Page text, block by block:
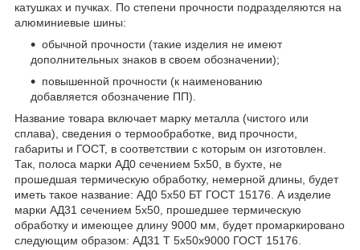
катушках и пучках. По степени прочности подразделяются на
алюминиевые шины:
обычной прочности (такие изделия не имеют
дополнительных знаков в своем обозначении);
повышенной прочности (к наименованию
добавляется обозначение ПП).
Название товара включает марку металла (чистого или
сплава), сведения о термообработке, вид прочности,
габариты и ГОСТ, в соответствии с которым он изготовлен.
Так, полоса марки АД0 сечением 5х50, в бухте, не
прошедшая термическую обработку, немерной длины, будет
иметь такое название: АД0 5х50 БТ ГОСТ 15176. А изделие
марки АД31 сечением 5х50, прошедшее термическую
обработку и имеющее длину 9000 мм, будет промаркировано
следующим образом: АД31 Т 5х50х9000 ГОСТ 15176.